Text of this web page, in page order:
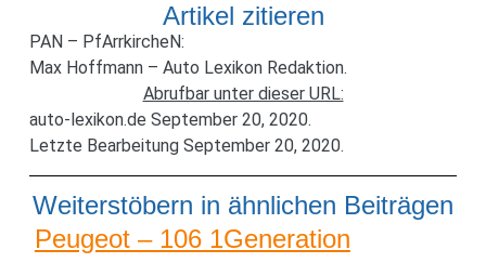
Artikel zitieren
PAN – PfArrkircheN:
Max Hoffmann – Auto Lexikon Redaktion.
Abrufbar unter dieser URL:
auto-lexikon.de September 20, 2020.
Letzte Bearbeitung September 20, 2020.
Weiterstöbern in ähnlichen Beiträgen
Peugeot – 106 1Generation